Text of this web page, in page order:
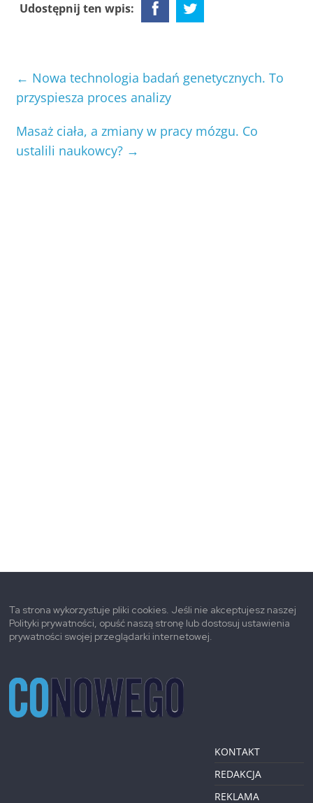
Udostępnij ten wpis:
← Nowa technologia badań genetycznych. To
przyspiesza proces analizy
Masaż ciała, a zmiany w pracy mózgu. Co
ustalili naukowcy? →
Ta strona wykorzystuje pliki cookies. Jeśli nie akceptujesz naszej
Polityki prywatności, opuść naszą stronę lub dostosuj ustawienia
prywatności swojej przeglądarki internetowej.
KONTAKT
REDAKCJA
REKLAMA